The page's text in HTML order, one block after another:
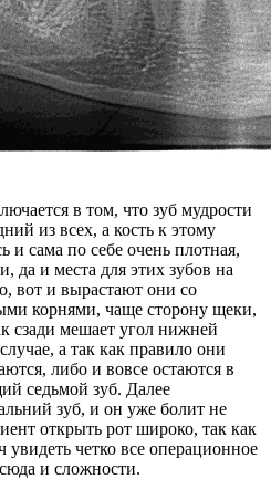
в том, что зуб мудрости
из всех, а кость к этому
и сама по себе очень плотная,
да и места для этих зубов на
вот и вырастают они со
корнями, чаще сторону щеки,
сзади мешает угол нижней
а так как правило они
либо и вовсе остаются в
седьмой зуб. Далее
зуб, и он уже болит не
открыть рот широко, так как
четко все операционное
и сложности.